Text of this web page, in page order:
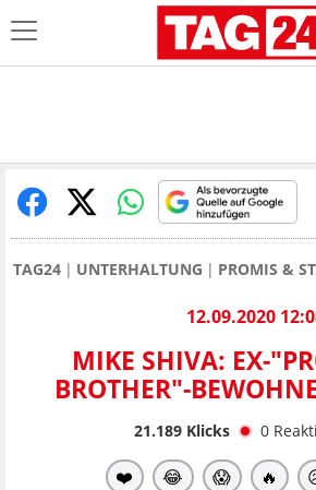
TAG24 UNTERHALTUNG PROMIS &
12.09.2020
MIKE SHIVA: EX-
BROTHER"-
21.189Klicks 0
❤️ 😂 😱 🔥